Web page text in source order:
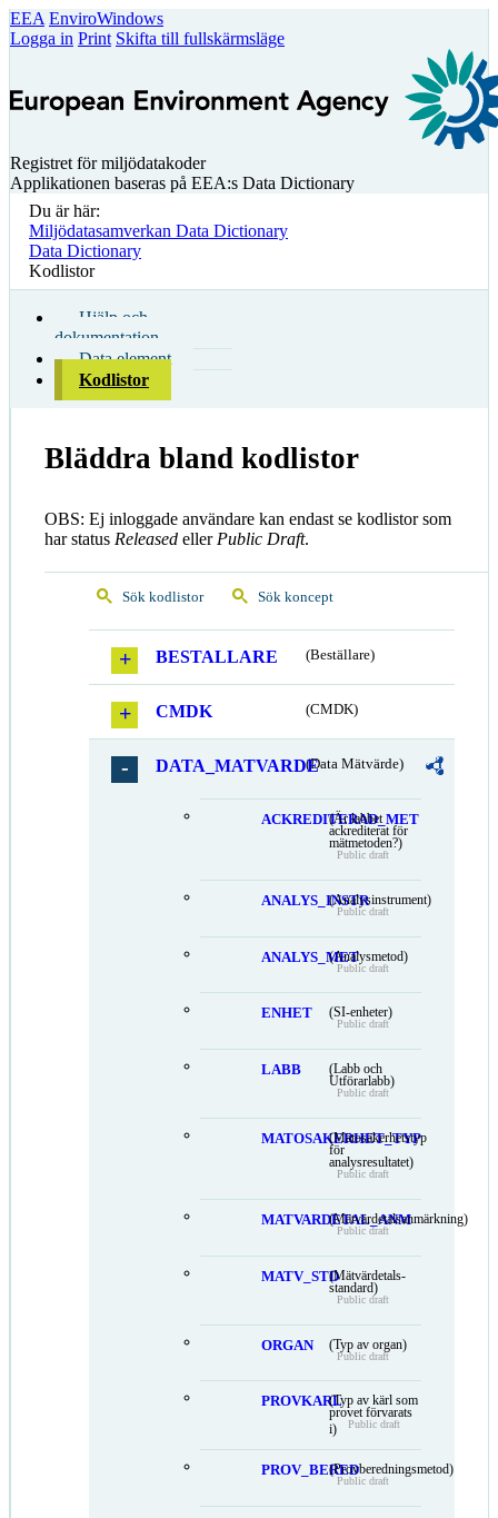
EEA EnviroWindows
Logga in Print Skifta till fullskärmsläge
Registret för miljödatakoder
Applikationen baseras på EEA:s Data Dictionary
Du är här:
Miljödatasamverkan Data Dictionary
Data Dictionary
Kodlistor
Hjälp och
dokumentation
Data element
Kodlistor
Bläddra bland kodlistor
OBS: Ej inloggade användare kan endast se kodlistor som
har status Released eller Public Draft.
Sök kodlistor Sök koncept
BESTALLARE (Beställare)
CMDK (CMDK)
DATA_MATVARDE(Data Mätvärde)
ACKREDITERAD_MET
(Är labbet
ackrediterat för
mätmetoden?)
Public draft
ANALYS_INSTR(Analysinstrument)
Public draft
ANALYS_MET(Analysmetod)
Public draft
ENHET (SI-enheter)
Public draft
LABB
(Labb och
Utförarlabb)
Public draft
MATOSAKERHET_TYP
(Mätosäkerhetstyp
för
analysresultatet)
Public draft
MATVARDETAL_ANM
(Mätvärdetalsanmärkning)
Public draft
MATV_STD(Mätvärdetals-
standard)
Public draft
ORGAN (Typ av organ)
Public draft
PROVKARL(Typ av kärl som
provet förvarats
i)
Public draft
PROV_BERED(Provberedningsmetod)
Public draft